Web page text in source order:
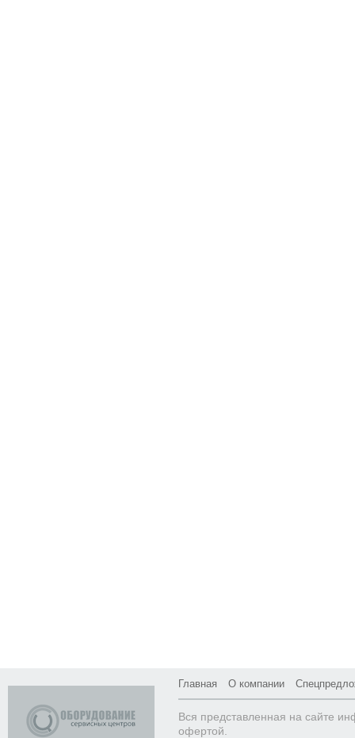
Главная О компании
Вся представленная на сайте
офертой.